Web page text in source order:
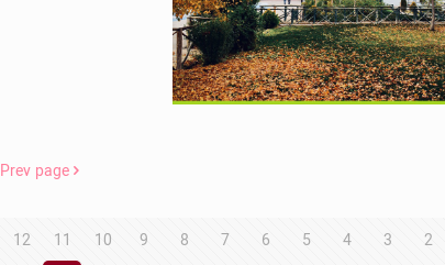
Prev page
2
3
4
5
6
7
8
9
10
11
12